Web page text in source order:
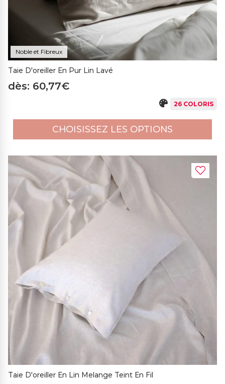
Noble et Fibreux
Taie D'oreiller En Pur Lin Lavé
dès: 60,77€
26 COLORIS
CHOISISSEZ LES OPTIONS
Taie D'oreiller En Lin Melange Teint En Fil